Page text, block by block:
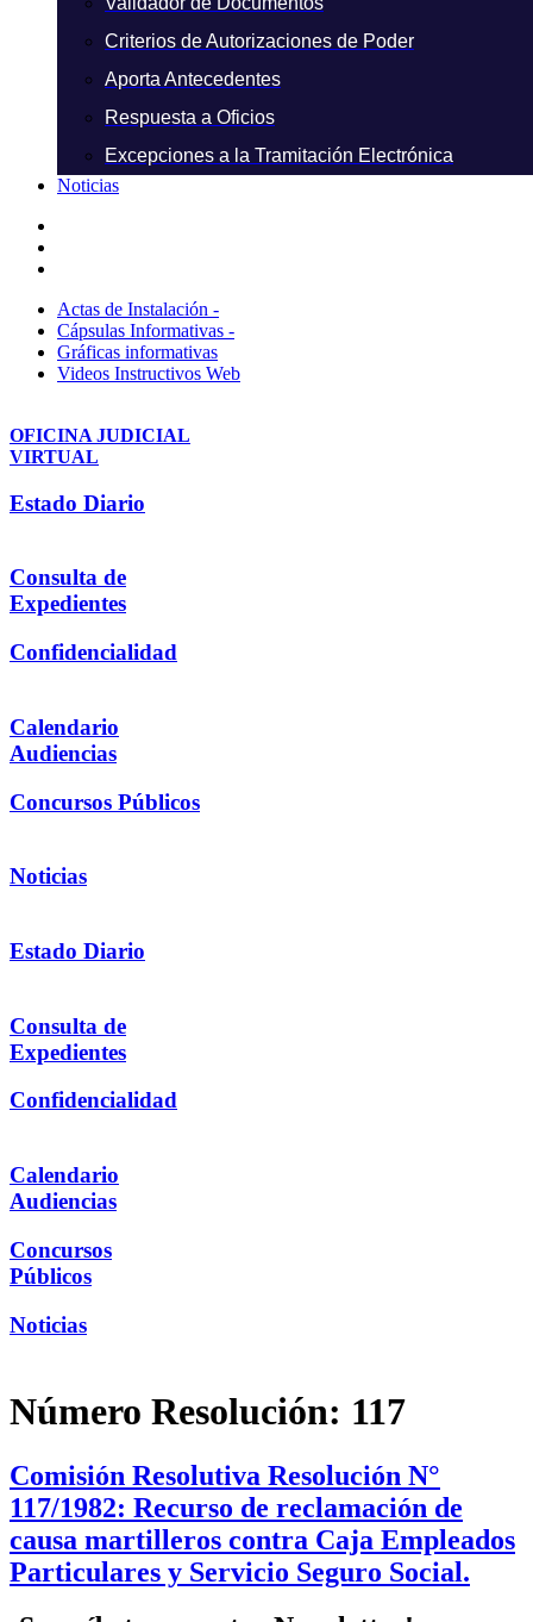
Criterios de Autorizaciones de Poder
Aporta Antecedentes
Respuesta a Oficios
Excepciones a la Tramitación Electrónica
Noticias
Actas de Instalación -
Cápsulas Informativas -
Gráficas informativas
Videos Instructivos Web
OFICINA JUDICIAL
VIRTUAL
Estado Diario
Consulta de
Expedientes
Confidencialidad
Calendario
Audiencias
Concursos Públicos
Noticias
Estado Diario
Consulta de
Expedientes
Confidencialidad
Calendario
Audiencias
Concursos
Públicos
Noticias
Número Resolución: 117
Comisión Resolutiva Resolución N°
117/1982: Recurso de reclamación de
causa martilleros contra Caja Empleados
Particulares y Servicio Seguro Social.